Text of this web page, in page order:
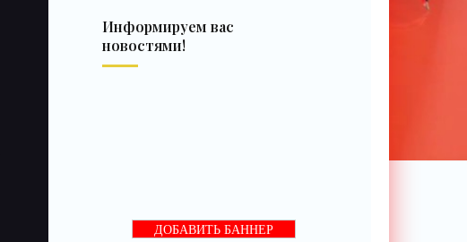
Информируем вас
новостями!
ДОБАВИТЬ БАННЕР